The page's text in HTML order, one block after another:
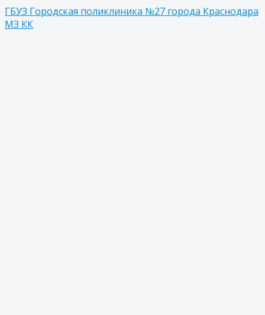
ГБУЗ Городская поликлиника №27 города Краснодара
МЗ КК